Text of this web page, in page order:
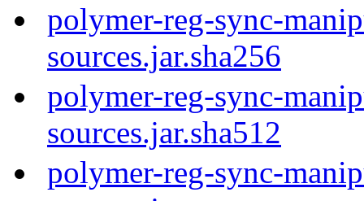
polymer-reg-sync-
sources.jar.sha256
polymer-reg-sync-
sources.jar.sha512
polymer-reg-sync-